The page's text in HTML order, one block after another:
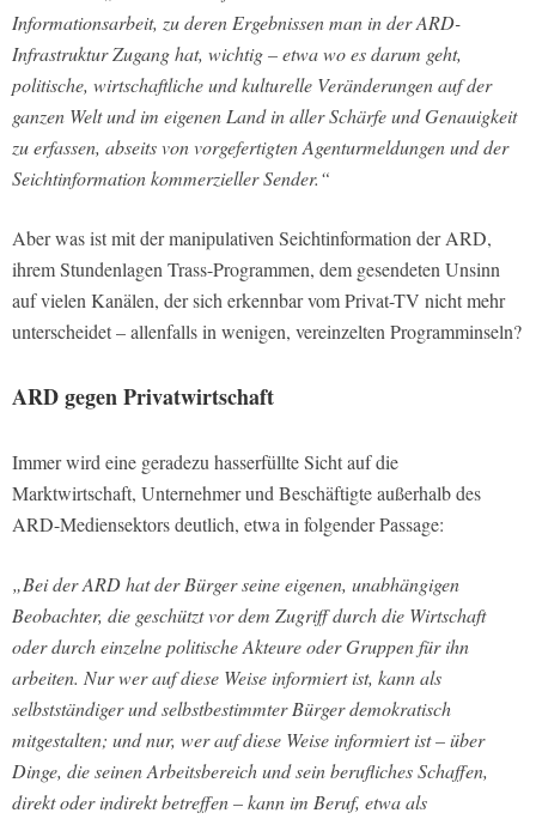
Informationsarbeit, zu deren Ergebnissen man in der ARD-
Infrastruktur Zugang hat, wichtig – etwa wo es darum geht,
politische, wirtschaftliche und kulturelle Veränderungen auf der
ganzen Welt und im eigenen Land in aller Schärfe und Genauigkeit
zu erfassen, abseits von vorgefertigten Agenturmeldungen und der
Seichtinformation kommerzieller Sender.“
Aber was ist mit der manipulativen Seichtinformation der ARD,
ihrem Stundenlagen Trass-Programmen, dem gesendeten Unsinn
auf vielen Kanälen, der sich erkennbar vom Privat-TV nicht mehr
unterscheidet – allenfalls in wenigen, vereinzelten Programminseln?
ARD gegen Privatwirtschaft
Immer wird eine geradezu hasserfüllte Sicht auf die
Marktwirtschaft, Unternehmer und Beschäftigte außerhalb des
ARD-Mediensektors deutlich, etwa in folgender Passage:
„Bei der ARD hat der Bürger seine eigenen, unabhängigen
Beobachter, die geschützt vor dem Zugriff durch die Wirtschaft
oder durch einzelne politische Akteure oder Gruppen für ihn
arbeiten. Nur wer auf diese Weise informiert ist, kann als
selbstständiger und selbstbestimmter Bürger demokratisch
mitgestalten; und nur, wer auf diese Weise informiert ist – über
Dinge, die seinen Arbeitsbereich und sein berufliches Schaffen,
direkt oder indirekt betreffen – kann im Beruf, etwa als